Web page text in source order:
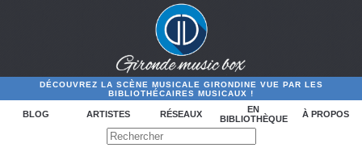
DÉCOUVREZ LA SCÈNE MUSICALE GIRONDINE VUE PAR LES
BIBLIOTHÉCAIRES MUSICAUX !
BLOG ARTISTES RÉSEAUX
EN
BIBLIOTHÈQUE
À PROPOS